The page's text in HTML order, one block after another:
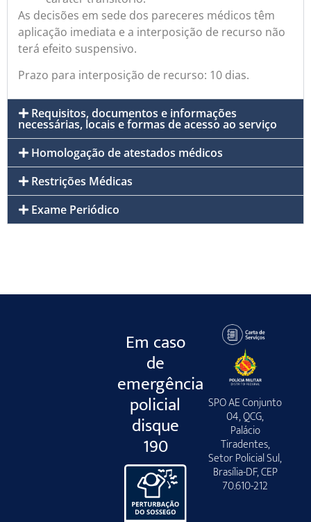
As decisões em sede dos pareceres médicos têm
aplicação imediata e a interposição de recurso não
terá efeito suspensivo.
Prazo para interposição de recurso: 10 dias.
Requisitos, documentos e informações
necessárias, locais e formas de acesso ao serviço
Homologação de atestados médicos
Restrições Médicas
Exame Periódico
Em caso
de
emergência
policial
disque
190
SPO AE Conjunto
04, QCG,
Palácio
Tiradentes,
Setor Policial Sul,
Brasília-DF, CEP
70.610-212